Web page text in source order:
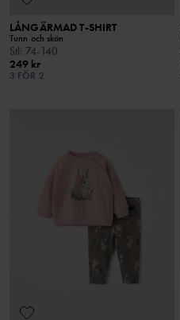
LÅNGÄRMAD T-SHIRT
Tunn och skön
Stl: 74-140
249 kr
3 FÖR 2